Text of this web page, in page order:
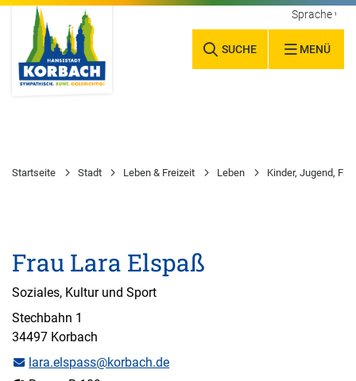
SUCHE MENÜ
Sprache
Startseite Stadt Leben & Freizeit Leben Kinder, Jugend,
Frau Lara Elspaß
Soziales, Kultur und Sport
Stechbahn 1
34497 Korbach
lara.elspass@korbach.de